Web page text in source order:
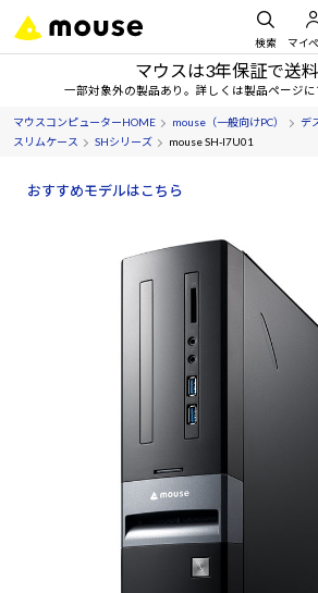
検索 マイ
マウスは3年保証で送
一部対象外の製品あり。詳しくは製品ページに
マウスコンピューターHOME mouse（一般向けPC）
デ
スリムケース
SHシリーズ mouse SH-I7U01
おすすめモデルはこちら